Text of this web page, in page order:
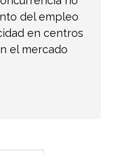
del empleo
en centros
el mercado